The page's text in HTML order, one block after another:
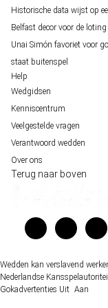
Historische data wijst op
Belfast decor voor de
Unai Simón favoriet voor
staat buitenspel
Help
Wedgidsen
Kenniscentrum
Veelgestelde vragen
Verantwoord wedden
Over ons
Terug naar boven
Wedden kan verslavend
Nederlandse
Gokadvertenties Uit Aan